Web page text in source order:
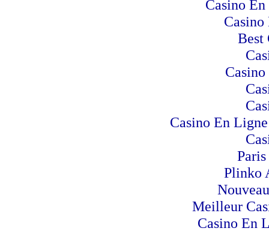
Casino
Casino
Best
Casino En
Plinko
Meilleur
Casino En